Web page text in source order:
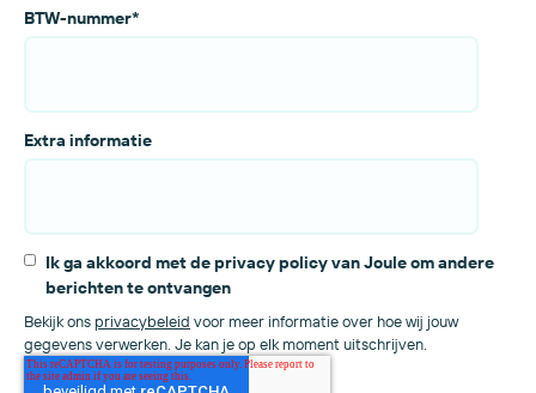
BTW-nummer*
Extra informatie
Ik ga akkoord met de privacy policy van Joule om andere
berichten te ontvangen
Bekijk ons privacybeleid voor meer informatie over hoe wij jouw
gegevens verwerken. Je kan je op elk moment uitschrijven.